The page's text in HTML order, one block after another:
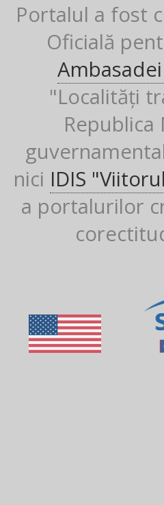
Portalul a fost
Oficială
"Localități
nici IDIS
a portalurilor